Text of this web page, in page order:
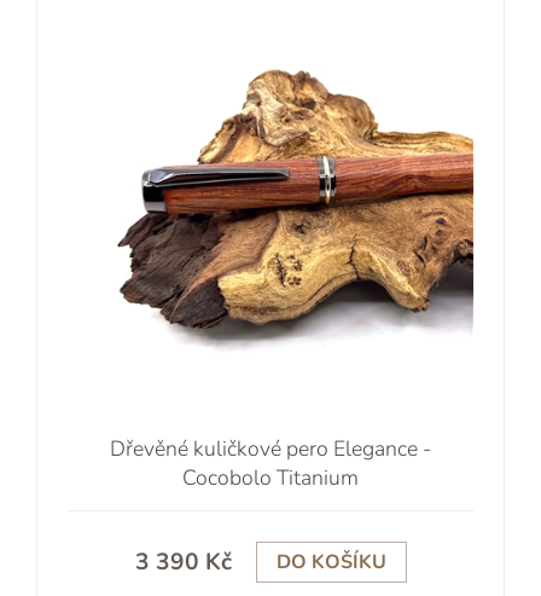
Dřevěné kuličkové pero Elegance -
Cocobolo Titanium
3 390 Kč DO KOŠÍKU